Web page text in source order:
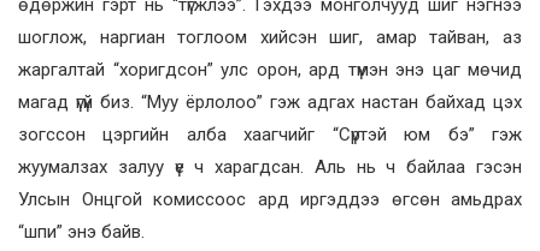
өдөржин гэрт нь “түгжлээ”. Гэхдээ монголчууд шиг нэгнээ
шоглож, наргиан тоглоом хийсэн шиг, амар тайван, аз
жаргалтай “хоригдсон” улс орон, ард түмэн энэ цаг мөчид
магад үгүй биз. “Муу ёрлолоо” гэж адгах настан байхад цэх
зогссон цэргийн алба хаагчийг “Сүртэй юм бэ” гэж
жуумалзах залуу үе ч харагдсан. Аль нь ч байлаа гэсэн
Улсын Онцгой комиссоос ард иргэддээ өгсөн амьдрах
“шпи” энэ байв.